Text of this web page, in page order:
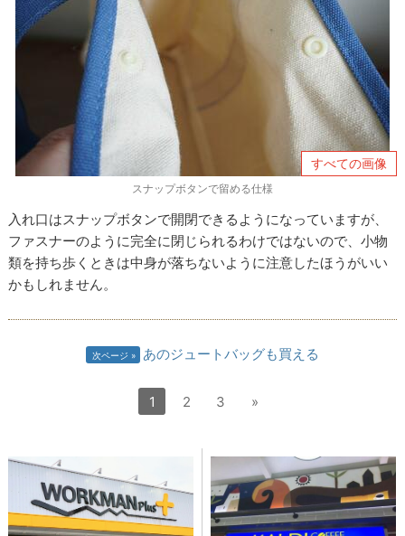
すべての画像
スナップボタンで留める仕様
入れ口はスナップボタンで開閉できるようになっていますが、
ファスナーのように完全に閉じられるわけではないので、小物
類を持ち歩くときは中身が落ちないように注意したほうがいい
かもしれません。
次ページ あのジュートバッグも買える
1 2 3 »